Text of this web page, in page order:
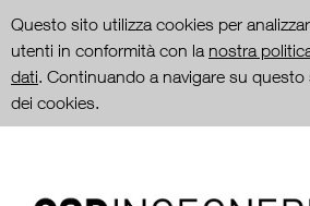
Questo sito utilizza cookies per
utenti in conformità con la nostra
dati. Continuando a navigare su
dei cookies.